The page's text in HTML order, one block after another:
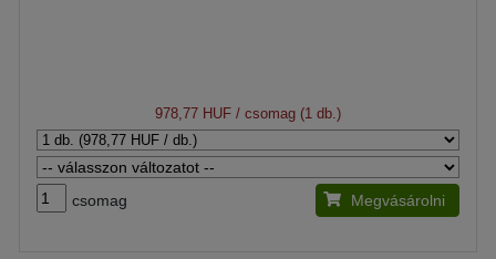
978,77 HUF / csomag (1 db.)
csomag Megvásárolni